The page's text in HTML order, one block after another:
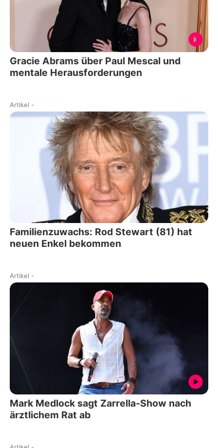
Gracie Abrams über Paul Mescal und
mentale Herausforderungen
Artikel -
Familienzuwachs: Rod Stewart (81) hat
neuen Enkel bekommen
Artikel -
Mark Medlock sagt Zarrella-Show nach
ärztlichem Rat ab